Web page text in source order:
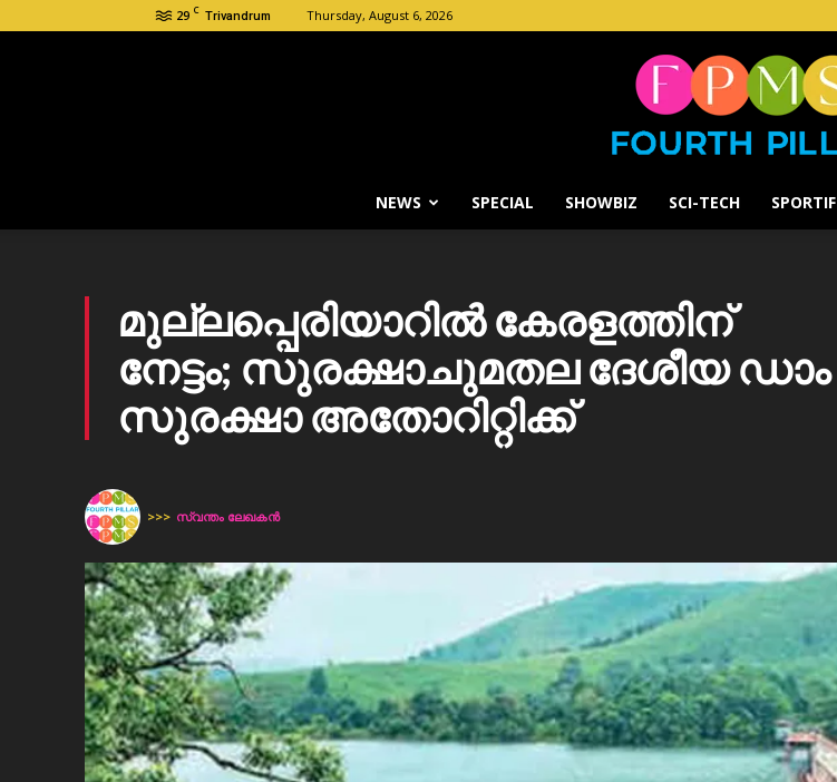
29 C Trivandrum Thursday, August 6, 2026
Fourth
Pillar
NEWS SPECIAL SHOWBIZ SCI-TECH SPORTIF
മുല്ലപ്പെരിയാറിൽ കേരളത്തിന്
നേട്ടം; സുരക്ഷാചുമതല ദേശീയ ഡാം
സുരക്ഷാ അതോറിറ്റിക്ക്
>>> സ്വന്തം ലേഖകന്‍